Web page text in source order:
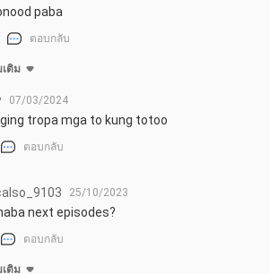
paba
ตอบกลับ
ติม
07/03/2024
tropa mga to kung totoo
ตอบกลับ
25/10/2023
next episodes?
ตอบกลับ
ติม